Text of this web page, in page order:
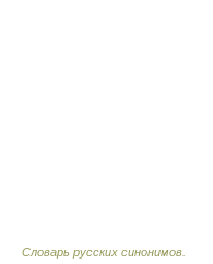
Словарь русских синонимов